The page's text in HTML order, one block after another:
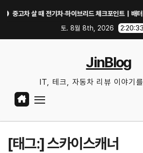
차 살 때 전기차·하이브리드 체크포인트｜배터리 상
토. 8월 8th, 2026
JinBlog
IT, 테크, 자동차 리뷰 이야기
[태그:]스카이스캐너